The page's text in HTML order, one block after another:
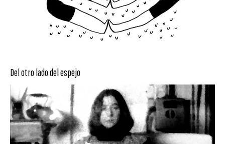
Del otro lado del espejo